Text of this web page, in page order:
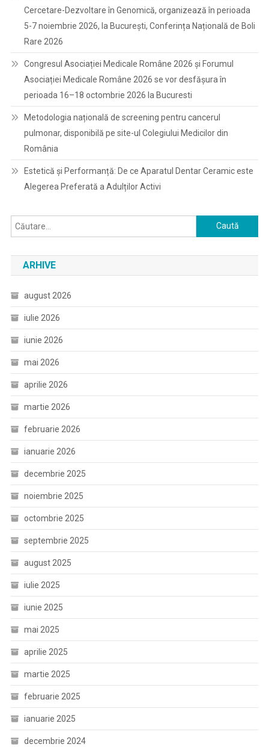
Cercetare-Dezvoltare în Genomică, organizează în perioada
5-7 noiembrie 2026, la București, Conferința Națională de Boli
Rare 2026
Congresul Asociației Medicale Române 2026 și Forumul
Asociației Medicale Române 2026 se vor desfășura în
perioada 16–18 octombrie 2026 la Bucuresti
Metodologia națională de screening pentru cancerul
pulmonar, disponibilă pe site-ul Colegiului Medicilor din
România
Estetică și Performanță: De ce Aparatul Dentar Ceramic este
Alegerea Preferată a Adulților Activi
Caută
după:
ARHIVE
august 2026
iulie 2026
iunie 2026
mai 2026
aprilie 2026
martie 2026
februarie 2026
ianuarie 2026
decembrie 2025
noiembrie 2025
octombrie 2025
septembrie 2025
august 2025
iulie 2025
iunie 2025
mai 2025
aprilie 2025
martie 2025
februarie 2025
ianuarie 2025
decembrie 2024